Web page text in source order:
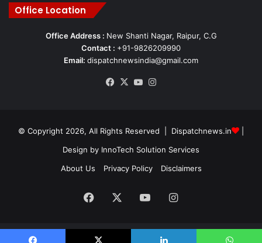
Office Location
Office Address : New Shanti Nagar, Raipur, C.G
Contact : +91-9826209990
Email: dispatchnewsindia@gmail.com
Facebook
X YouTube
© Copyright 2026, All Rights Reserved | Dispatchnews.in
Design by InnoTech Solution Services
About Us
Privacy Policy Disclaimers
Facebook YouTubeInstagram